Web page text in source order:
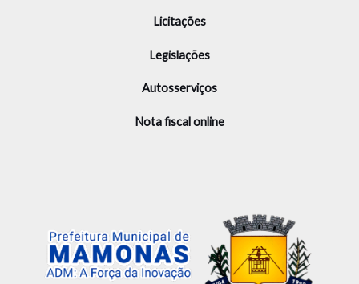
Licitações
Legislações
Autosserviços
Nota fiscal online